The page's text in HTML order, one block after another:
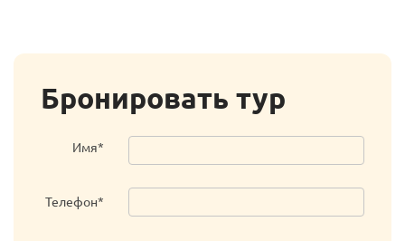
Бронировать тур
Имя*
Телефон*